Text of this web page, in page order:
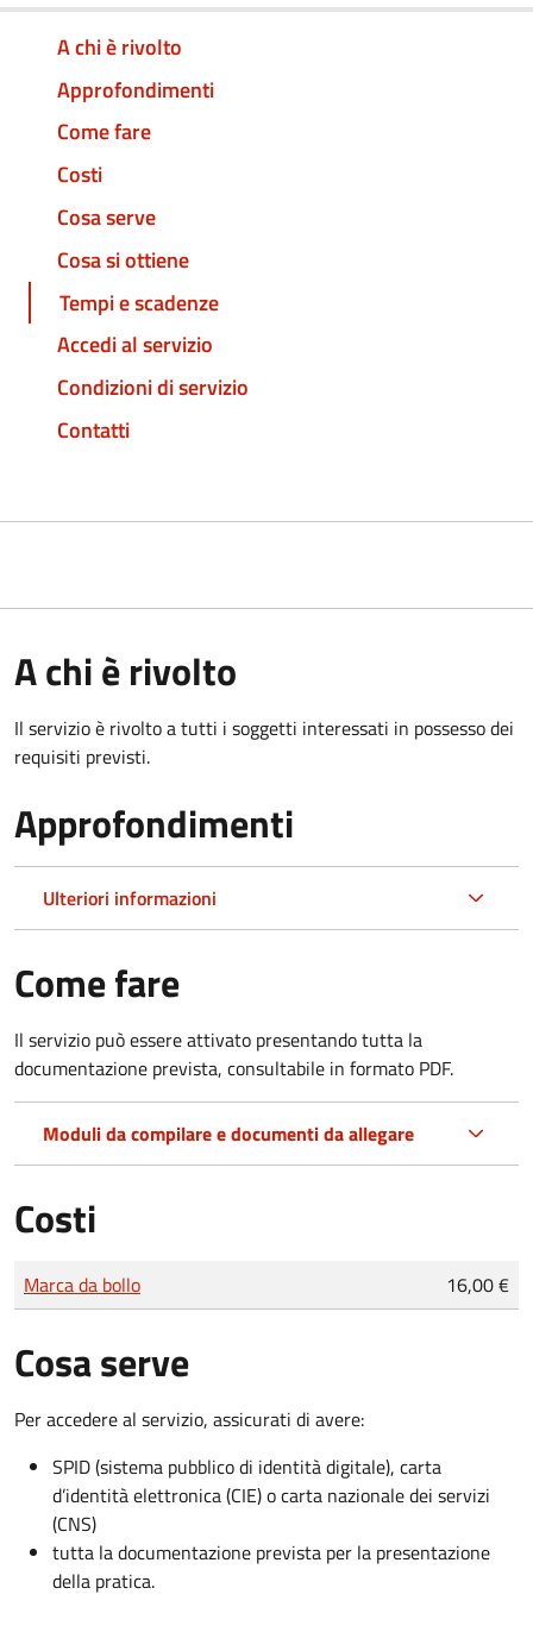
A chi è rivolto
Approfondimenti
Come fare
Costi
Cosa serve
Cosa si ottiene
Tempi e scadenze
Accedi al servizio
Condizioni di servizio
Contatti
A chi è rivolto
Il servizio è rivolto a tutti i soggetti interessati in possesso dei
requisiti previsti.
Approfondimenti
Ulteriori informazioni
Come fare
Il servizio può essere attivato presentando tutta la
documentazione prevista, consultabile in formato PDF.
Moduli da compilare e documenti da allegare
Costi
Tipo di pagamento
Importo
Marca da bollo 16,00 €
Cosa serve
Per accedere al servizio, assicurati di avere:
SPID (sistema pubblico di identità digitale), carta
d’identità elettronica (CIE) o carta nazionale dei servizi
(CNS)
tutta la documentazione prevista per la presentazione
della pratica.